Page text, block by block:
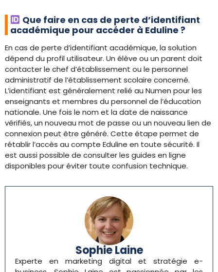
Que faire en cas de perte d’identifiant
académique pour accéder à Eduline ?
En cas de perte d’identifiant académique, la solution
dépend du profil utilisateur. Un élève ou un parent doit
contacter le chef d’établissement ou le personnel
administratif de l’établissement scolaire concerné.
L’identifiant est généralement relié au Numen pour les
enseignants et membres du personnel de l’éducation
nationale. Une fois le nom et la date de naissance
vérifiés, un nouveau mot de passe ou un nouveau lien de
connexion peut être généré. Cette étape permet de
rétablir l’accès au compte Eduline en toute sécurité. Il
est aussi possible de consulter les guides en ligne
disponibles pour éviter toute confusion technique.
Sophie Laine
Experte en marketing digital et stratégie e-